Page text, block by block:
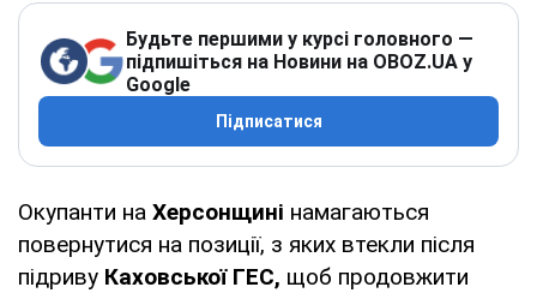
Будьте першими у курсі головного —
підпишіться на Новини на OBOZ.UA у
Google
Підписатися
Окупанти на Херсонщині намагаються
повернутися на позиції, з яких втекли після
підриву Каховської ГЕС, щоб продовжити